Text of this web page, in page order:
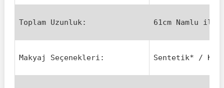
Toplam Uzunluk: 61cm Namlu ile
Makyaj Seçenekleri: Sentetik* /